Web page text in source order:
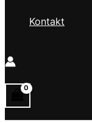
Kontakt